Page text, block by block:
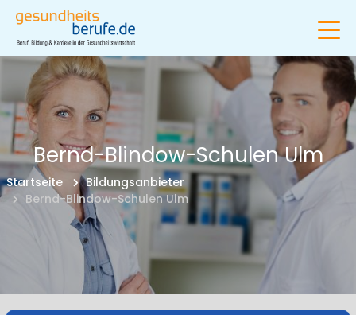
Bernd-Blindow-Schulen Ulm
Startseite
Bildungsanbieter
Bernd-Blindow-Schulen Ulm